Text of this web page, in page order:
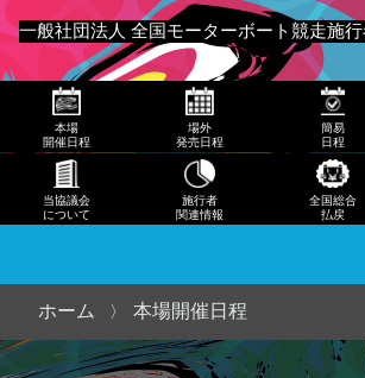
一般社団法人 全国モーターボート競走施
本場
開催日程
場外
発売日程
簡易
日程
当協議会
について
施行者
関連情報
全国総合
払戻
ホーム 本場開催日程